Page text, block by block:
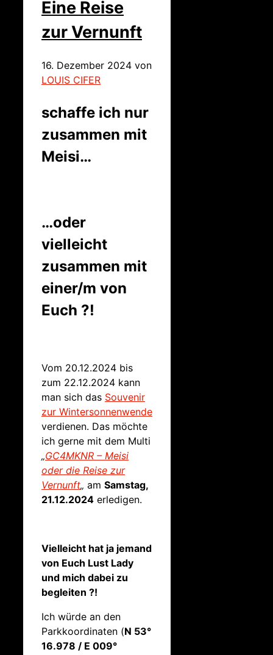
Eine Reise
zur Vernunft
16. Dezember 2024 von
LOUIS CIFER
schaffe ich nur
zusammen mit
Meisi…
…oder
vielleicht
zusammen mit
einer/m von
Euch ?!
Vom 20.12.2024 bis
zum 22.12.2024 kann
man sich das Souvenir
zur Wintersonnenwende
verdienen. Das möchte
ich gerne mit dem Multi
„GC4MKNR – Meisi
oder die Reise zur
Vernunft„ am Samstag,
21.12.2024 erledigen.
Vielleicht hat ja jemand
von Euch Lust Lady
und mich dabei zu
begleiten ?!
Ich würde an den
Parkkoordinaten (N 53°
16.978 / E 009°